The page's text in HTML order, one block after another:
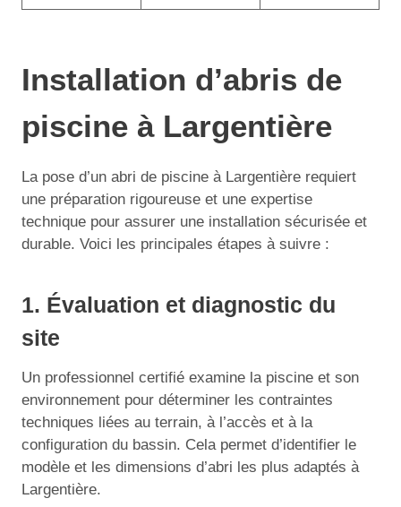
Installation d’abris de
piscine à Largentière
La pose d’un abri de piscine à Largentière requiert
une préparation rigoureuse et une expertise
technique pour assurer une installation sécurisée et
durable. Voici les principales étapes à suivre :
1. Évaluation et diagnostic du
site
Un professionnel certifié examine la piscine et son
environnement pour déterminer les contraintes
techniques liées au terrain, à l’accès et à la
configuration du bassin. Cela permet d’identifier le
modèle et les dimensions d’abri les plus adaptés à
Largentière.